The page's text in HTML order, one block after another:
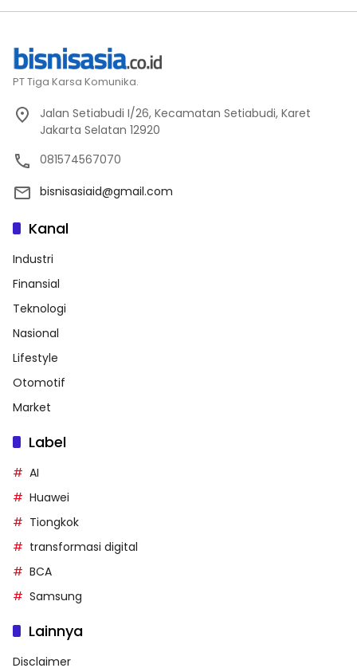
PT Tiga Karsa Komunika.
Jalan Setiabudi I/26, Kecamatan Setiabudi, Karet
Jakarta Selatan 12920
081574567070
bisnisasiaid@gmail.com
Kanal
Industri
Finansial
Teknologi
Nasional
Lifestyle
Otomotif
Market
Label
AI
Huawei
Tiongkok
transformasi digital
BCA
Samsung
Lainnya
Disclaimer